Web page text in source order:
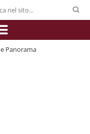
Panorama